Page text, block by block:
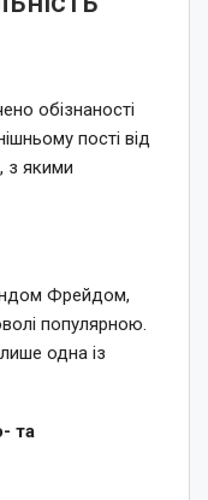
обізнаності
пості від
з якими
Фрейдом,
популярною.
одна із
та